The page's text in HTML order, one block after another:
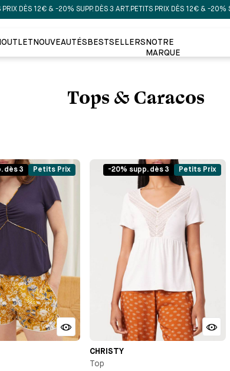
DÈS 12€ & -20% SUPP. DÈS 3 ART.PETITS PRIX DÈS 12€ & -20% SUPP.
OUTLET NOUVEAUTÉS BESTSELLERS NOTRE
MARQUE
Tops & Caracos
dès 3 Petits Prix -20% supp. dès 3 Petits Prix
CHRISTY
Top